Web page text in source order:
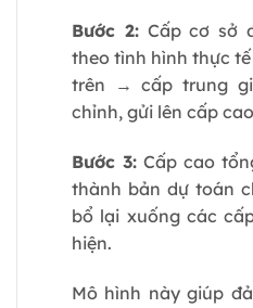
Bước 2:Cấp cơ sở
theo tình hình thực
trên → cấp trung
chỉnh, gửi lên cấp
Bước 3: Cấp cao
thành bản dự toán
bổ lại xuống các
hiện.
Mô hình này giúp